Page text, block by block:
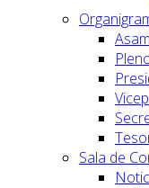
Sala de